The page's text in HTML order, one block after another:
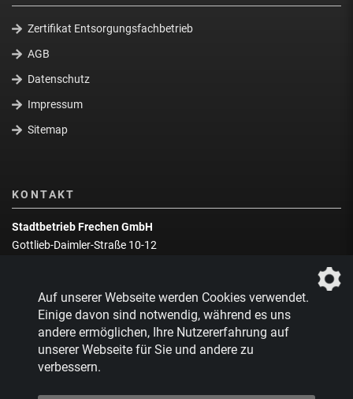
Zertifikat Entsorgungsfachbetrieb
AGB
Datenschutz
Impressum
Sitemap
KONTAKT
Stadtbetrieb Frechen GmbH
Gottlieb-Daimler-Straße 10-12
Zentrale:02234 9217-0
Abfallberatung:02234 9217-17
Auf unserer Webseite werden Cookies verwendet.
Einige davon sind notwendig, während es uns
andere ermöglichen, Ihre Nutzererfahrung auf
unserer Webseite für Sie und andere zu
verbessern.